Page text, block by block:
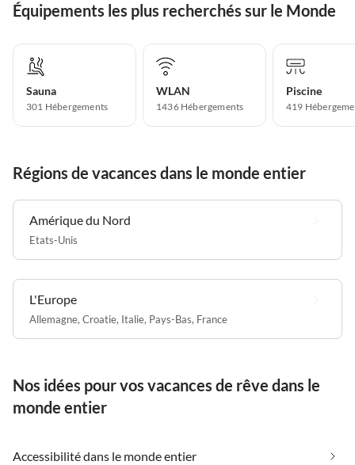
Équipements les plus recherchés sur le Monde
Sauna
301 Hébergements
WLAN
1436 Hébergements
Piscine
419
Régions de vacances dans le monde entier
Amérique du Nord
Etats-Unis
L'Europe
Allemagne, Croatie, Italie, Pays-Bas, France
Nos idées pour vos vacances de rêve dans le
monde entier
Accessibilité dans le monde entier